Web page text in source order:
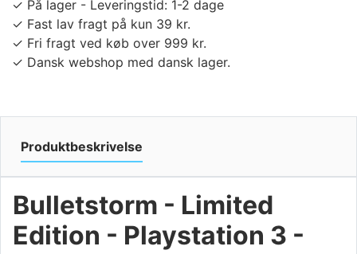
✓ På lager - Leveringstid: 1-2 dage
✓ Fast lav fragt på kun 39 kr.
✓ Fri fragt ved køb over 999 kr.
✓ Dansk webshop med dansk lager.
Produktbeskrivelse
Bulletstorm - Limited
Edition - Playstation 3 -